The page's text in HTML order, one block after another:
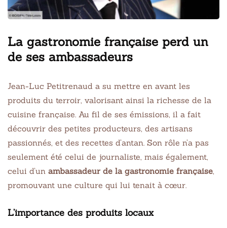
La gastronomie française perd un
de ses ambassadeurs
Jean-Luc Petitrenaud a su mettre en avant les
produits du terroir, valorisant ainsi la richesse de la
cuisine française. Au fil de ses émissions, il a fait
découvrir des petites producteurs, des artisans
passionnés, et des recettes d’antan. Son rôle n’a pas
seulement été celui de journaliste, mais également,
celui d’un ambassadeur de la gastronomie française,
promouvant une culture qui lui tenait à cœur.
L’importance des produits locaux